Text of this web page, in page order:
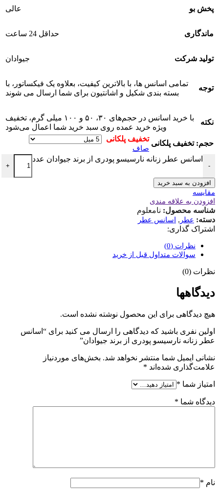
پخش بو عالی
ماندگاری حداقل 24 ساعت
تولید شرکت جیوادان
توجه
تمامی اسانس ها، با بالاترین کیفیت، بعلاوه یک فیکساتور، با
بسته بندی شکیل و اشانتیون برای شما ارسال می شوند
نکته
با خرید اسانس در حجم‌های ۳۰، ۵۰ و ۱۰۰ میلی گرم، تخفیف
ویژه خرید عمده روی سبد خرید شما اعمال می‌شود
حجم
صاف
-
اسانس عطر زنانه نارسیسو پودری از برند جیوادان عدد
+
افزودن به سبد خرید
مقایسه
افزودن به علاقه مندی
شناسه محصول: نامعلوم
دسته: عطر , اسانس عطر
اشتراک گذاری:
نظرات (0)
سوالات متداول قبل از خرید
نظرات (0)
دیدگاهها
هیچ دیدگاهی برای این محصول نوشته نشده است.
اولین نفری باشید که دیدگاهی را ارسال می کنید برای “اسانس
عطر زنانه نارسیسو پودری از برند جیوادان”
نشانی ایمیل شما منتشر نخواهد شد. بخش‌های موردنیاز
علامت‌گذاری شده‌اند *
امتیاز شما *
دیدگاه شما *
نام *